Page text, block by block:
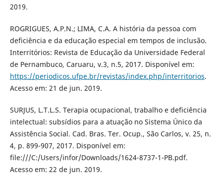
2019.
ROGRIGUES, A.P.N.; LIMA, C.A. A história da pessoa com
deficiência e da educação especial em tempos de inclusão.
Interritórios: Revista de Educação da Universidade Federal
de Pernambuco, Caruaru, v.3, n.5, 2017. Disponível em:
https://periodicos.ufpe.br/revistas/index.php/interritorios.
Acesso em: 21 de jun. 2019.
SURJUS, L.T.L.S. Terapia ocupacional, trabalho e deficiência
intelectual: subsídios para a atuação no Sistema Único da
Assistência Social. Cad. Bras. Ter. Ocup., São Carlos, v. 25, n.
4, p. 899-907, 2017. Disponível em:
file:///C:/Users/infor/Downloads/1624-8737-1-PB.pdf.
Acesso em: 22 de jun. 2019.